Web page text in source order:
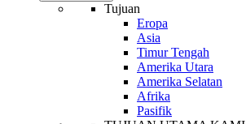
Tujuan
Eropa
Asia
Timur Tengah
Amerika Utara
Amerika Selatan
Afrika
Pasifik